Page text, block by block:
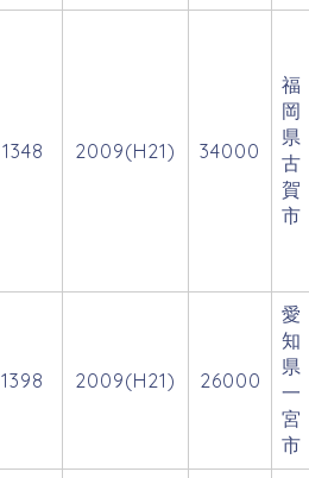
1348 2009(H21) 34000
福
岡
県
古
賀
市
1398 2009(H21) 26000
愛
知
県
一
宮
市